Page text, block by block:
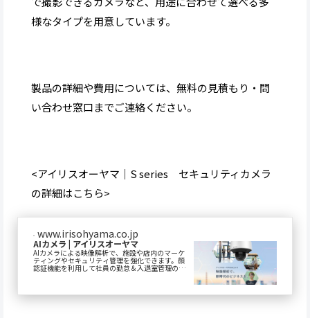
様なタイプを用意しています。
製品の詳細や費用については、無料の見積もり・問
い合わせ窓口までご連絡ください。
<アイリスオーヤマ｜S series セキュリティカメラ
の詳細はこちら>
AIカメラ | アイリスオーヤマ
AIカメラによる映像解析で、施設や店内のマーケ
ティングやセキュリティ管理を強化できます。顔
認証機能を利用して社員の勤怠＆入退室管理の自
www.irisohyama.co.jp